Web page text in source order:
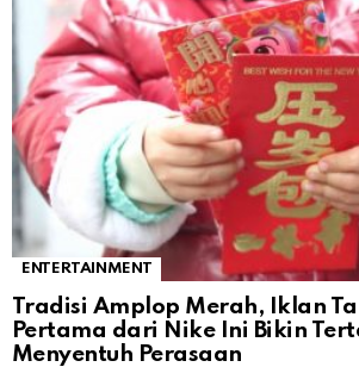
ENTERTAINMENT
Tradisi Amplop Merah, Iklan
Pertama dari Nike Ini Bikin
Menyentuh Perasaan